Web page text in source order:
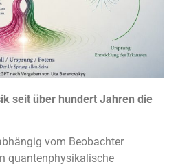
seit über hundert Jahren die
vom Beobachter
quantenphysikalische